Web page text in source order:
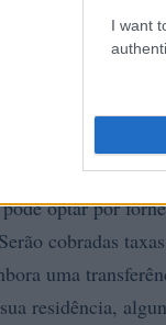
I want
USDT
clique no
… e parabéns!
o
optar por
cobradas
uma
residência,